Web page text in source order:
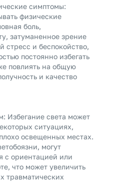
симптомы:
физические
боль,
затуманенное зрение
стресс и беспокойство,
постоянно избегать
повлиять на общую
и качество
Избегание света может
ситуациях,
освещенных местах.
могут
с ориентацией или
что может увеличить
травматических